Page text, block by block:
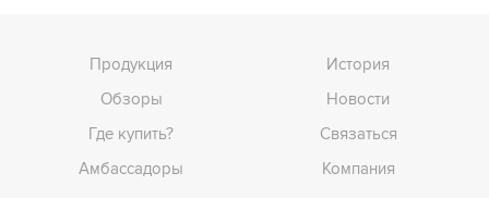
Продукция
Обзоры
Где купить?
Амбассадоры
История
Новости
Связаться
Компания